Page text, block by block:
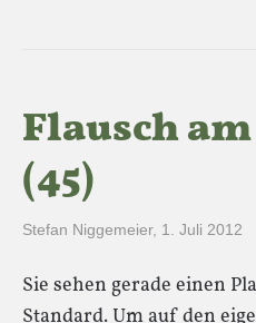
Flausch
(45)
Stefan Niggemeier, 1. Juli 2012
Sie sehen gerade einen
Standard. Um auf den